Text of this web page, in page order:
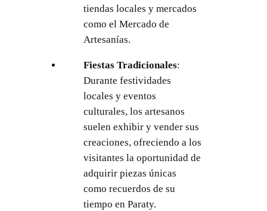
tiendas locales y mercados
como el Mercado de
Artesanías.
Fiestas Tradicionales:
Durante festividades
locales y eventos
culturales, los artesanos
suelen exhibir y vender sus
creaciones, ofreciendo a los
visitantes la oportunidad de
adquirir piezas únicas
como recuerdos de su
tiempo en Paraty.